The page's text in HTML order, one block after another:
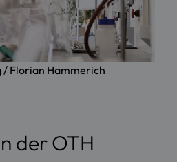
/ Florian Hammerich
der OTH